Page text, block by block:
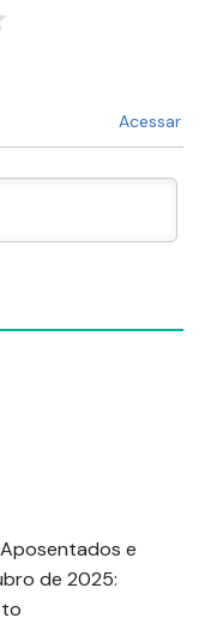
Acessar
e
de 2025: